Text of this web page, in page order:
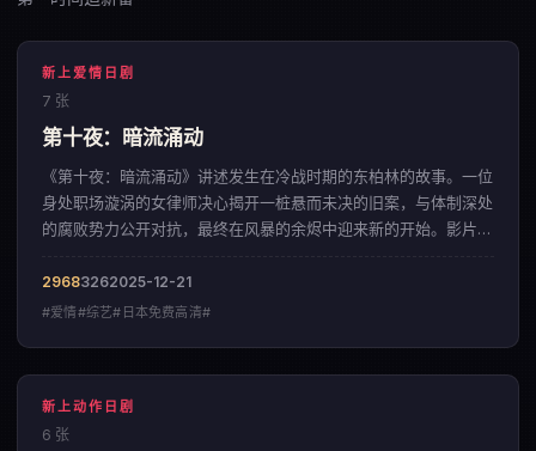
新上爱情日剧
7 张
第十夜：暗流涌动
《第十夜：暗流涌动》讲述发生在冷战时期的东柏林的故事。一位
身处职场漩涡的女律师决心揭开一桩悬而未决的旧案，与体制深处
的腐败势力公开对抗，最终在风暴的余烬中迎来新的开始。影片以
29683262025-12-21
#爱情#综艺#日本免费高清#
新上动作日剧
6 张